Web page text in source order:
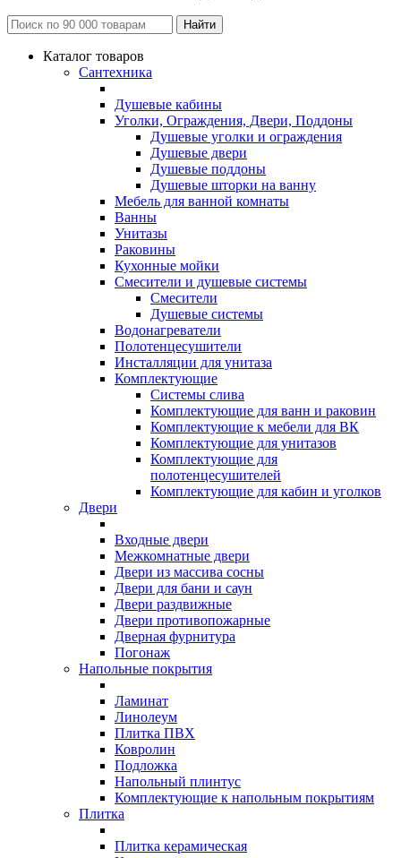
Каталог товаров
Сантехника
Душевые кабины
Уголки, Ограждения, Двери, Поддоны
Душевые уголки и ограждения
Душевые двери
Душевые поддоны
Душевые шторки на ванну
Мебель для ванной комнаты
Ванны
Унитазы
Раковины
Кухонные мойки
Смесители и душевые системы
Смесители
Душевые системы
Водонагреватели
Полотенцесушители
Инсталляции для унитаза
Комплектующие
Системы слива
Комплектующие для ванн и раковин
Комплектующие к мебели для ВК
Комплектующие для унитазов
Комплектующие для
полотенцесушителей
Комплектующие для кабин и уголков
Двери
Входные двери
Межкомнатные двери
Двери из массива сосны
Двери для бани и саун
Двери раздвижные
Двери противопожарные
Дверная фурнитура
Погонаж
Напольные покрытия
Ламинат
Линолеум
Плитка ПВХ
Ковролин
Подложка
Напольный плинтус
Комплектующие к напольным покрытиям
Плитка
Плитка керамическая